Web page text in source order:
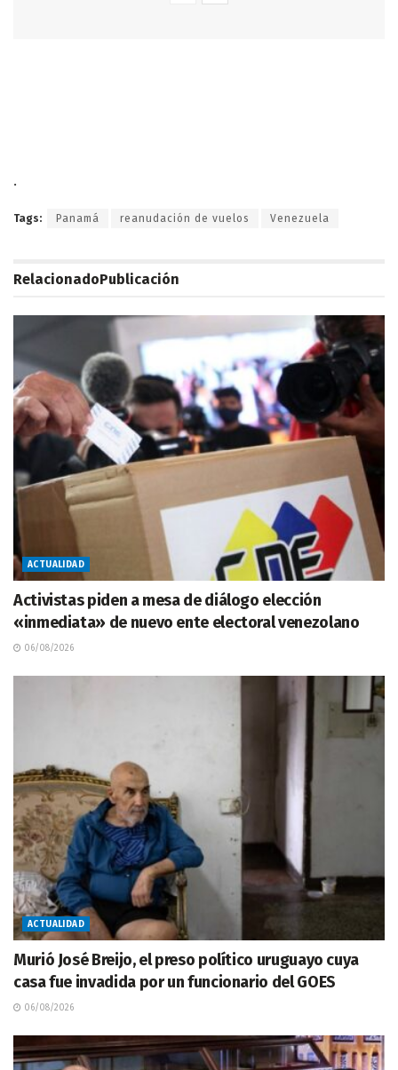
.
Tags: Panamá reanudación de vuelos Venezuela
RelacionadoPublicación
ACTUALIDAD
Activistas piden a mesa de diálogo elección
«inmediata» de nuevo ente electoral venezolano
06/08/2026
ACTUALIDAD
Murió José Breijo, el preso político uruguayo cuya
casa fue invadida por un funcionario del GOES
06/08/2026